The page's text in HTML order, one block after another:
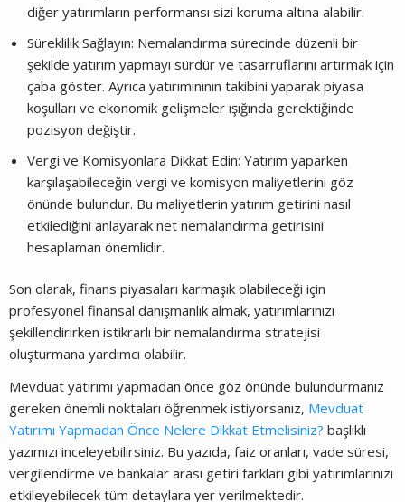
diğer yatırımların performansı sizi koruma altına alabilir.
Süreklilik Sağlayın: Nemalandırma sürecinde düzenli bir
şekilde yatırım yapmayı sürdür ve tasarruflarını artırmak için
çaba göster. Ayrıca yatırımınının takibini yaparak piyasa
koşulları ve ekonomik gelişmeler ışığında gerektiğinde
pozisyon değiştir.
Vergi ve Komisyonlara Dikkat Edin: Yatırım yaparken
karşılaşabileceğin vergi ve komisyon maliyetlerini göz
önünde bulundur. Bu maliyetlerin yatırım getirini nasıl
etkilediğini anlayarak net nemalandırma getirisini
hesaplaman önemlidir.
Son olarak, finans piyasaları karmaşık olabileceği için
profesyonel finansal danışmanlık almak, yatırımlarınızı
şekillendirirken istikrarlı bir nemalandırma stratejisi
oluşturmana yardımcı olabilir.
Mevduat yatırımı yapmadan önce göz önünde bulundurmanız
gereken önemli noktaları öğrenmek istiyorsanız, Mevduat
Yatırımı Yapmadan Önce Nelere Dikkat Etmelisiniz? başlıklı
yazımızı inceleyebilirsiniz. Bu yazıda, faiz oranları, vade süresi,
vergilendirme ve bankalar arası getiri farkları gibi yatırımlarınızı
etkileyebilecek tüm detaylara yer verilmektedir.